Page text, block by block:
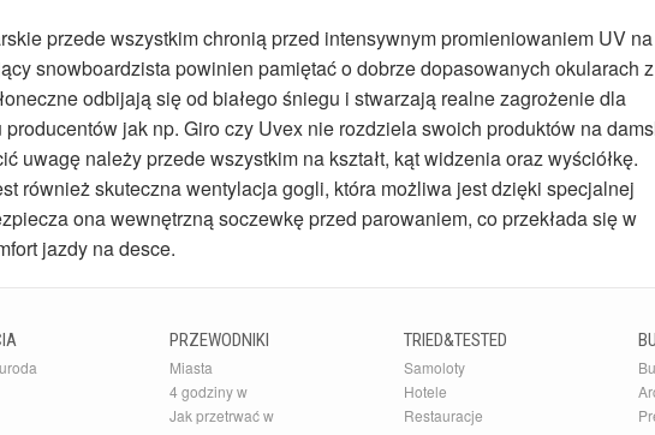
przede wszystkim chronią przed intensywnym promieniowaniem UV na
snowboardzista powinien pamiętać o dobrze dopasowanych okularach z
odbijają się od białego śniegu i stwarzają realne zagrożenie dla
jak np. Giro czy Uvex nie rozdziela swoich produktów na
uwagę należy przede wszystkim na kształt, kąt widzenia oraz wyściółkę.
również skuteczna wentylacja gogli, która możliwa jest dzięki specjalnej
ona wewnętrzną soczewkę przed parowaniem, co przekłada się w
jazdy na desce.
PRZEWODNIKI
Miasta
4 godziny w
Jak przetrwać w
TRIED&TESTED
Samoloty
Hotele
Restauracje